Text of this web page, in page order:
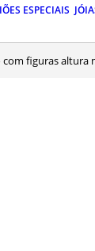
ESPECIAIS
figuras altura